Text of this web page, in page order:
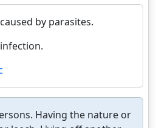
by parasites.
Having the nature or